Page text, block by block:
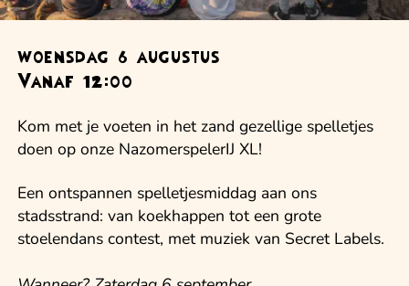
woensdag 6 augustus
Vanaf 12:00
Kom met je voeten in het zand gezellige spelletjes
doen op onze NazomerspelerIJ XL!
Een ontspannen spelletjesmiddag aan ons
stadsstrand: van koekhappen tot een grote
stoelendans contest, met muziek van Secret Labels.